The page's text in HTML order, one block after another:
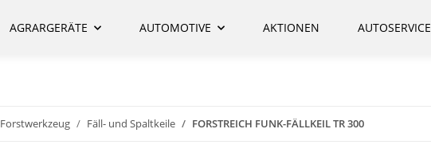
AGRARGERÄTE AUTOMOTIVE AKTIONEN AUTOSERVICE
Forstwerkzeug Fäll- und Spaltkeile FORSTREICH FUNK-FÄLLKEIL TR 300